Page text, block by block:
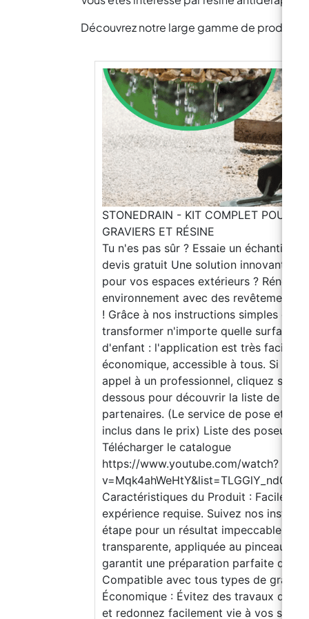
Découvrez notre large gamme de produits
STONEDRAIN - KIT COMPLET POUR
GRAVIERS ET RÉSINE
Tu n'es pas sûr ? Essaie un échantillon Demandez un devis gratuit Une solution innovante, facile et durable pour vos espaces extérieurs ? Rénovez votre environnement avec des revêtements en gravier et résine ! Grâce à nos instructions simples et détaillées, transformer n'importe quelle surface devient un jeu d'enfant : l'application est très facile et – surtout – économique, accessible à tous. Si vous préférez faire appel à un professionnel, cliquez sur le bouton ci-dessous pour découvrir la liste de nos applicateurs partenaires. (Le service de pose et de transport n’est pas inclus dans le prix) Liste des poseurs disponible Télécharger le catalogue https://www.youtube.com/watch?v=Mqk4ahWeHtY&list=TLGGlY_nd0vgkooxNTA1MjAyNQ&t Caractéristiques du Produit : Facile à appliquer : Aucune expérience requise. Suivez nos instructions étape par étape pour un résultat impeccable. Notre résine transparente, appliquée au pinceau ou au rouleau, garantit une préparation parfaite du support. Pratique : Compatible avec tous types de graviers lavés et séchés. Économique : Évitez des travaux de rénovation coûteux et redonnez facilement vie à vos surfaces avec un budget réduit. Personnalisable : Choisissez parmi une large gamme de granulométries et de couleurs pour créer la surface parfaite pour votre espace. Que vous souhaitiez rénover votre jardin ou aménager vos extérieurs, nous sommes là pour donner vie à vos envies ! Voici comment l’appliquer https://www.youtube.com/watch?v=pKtWpD5FSAg Nos couleurs Blanc Sost Ivoire Dorè Gris Flanel Tolosa Rouge Cardinal Blanc Carrara Gris Bardiglio Gris Occhialino Jaune Mori Rouge Vérone Noir Ébène Applications Réalisation de revêtements décoratifs continus, drainants, antidérapants et carrossables. Revêtements à effet gravier pour une large gamme d’environnements urbains : bords de piscine, pistes cyclables, allées, ruelles, places, balcons, terrasses, espaces communs résidentiels, cours et parkings. Revêtements pour centres commerciaux et espaces publics aménagés. Propriétés principales: Haute résistance mécanique, aux chocs et à l'usure Effet antidérapant pour une sécurité accrue Excellente résistance aux chocs thermiques, assurant une durabilité dans le temps. Effet drainant pour prévenir les stagnations d'eau. Très faible entretien dans le temps, réduisant les coûts et les inconvénients. Émission très faible de composés organiques volatils (VOC FREE), assurant un environnement plus sain. Résistant aux agents atmosphériques et aux rayons UV, pour une longue durabilité et une brillance des couleurs. Excellente résistance chimique, protégeant la surface contre la corrosion et les dommages. Excellente adhérence aux supports, garantissant une pose stable et sécurisée. Facilité d'utilisation, rendant le processus d'installation simple et efficace. Très faible indice de jaunissement, préservant l'aspect d'origine au fil du temps. FAQ Générales Quels types de résines proposez-vous pour les revêtements de sol ? Nous proposons des résines pour les sols industriels à base de ciment, des sols autolissants colorés, des sols pour garages, des revêtements drainants avec des graviers et des revêtements pour carrelages. Quels types de résines proposez-vous pour les revêtements de sol ? Nous proposons des résines pour les sols industriels à base de ciment, des sols autolissants colorés, des sols pour garages, des revêtements drainants avec des graviers et des revêtements pour carrelages. Quels sont les avantages des résines par rapport à d'autres matériaux pour les sols ? Les résines offrent une haute résistance à l’usure, une facilité d’entretien, une durabilité, une imperméabilité et une esthétique personnalisable. Y a-t-il des conditions climatiques particulières nécessaires pour l'application des résines ? Oui, l’application des résines nécessite des conditions climatiques spécifiques pour assurer une adhérence et une solidification correctes. Il est préférable d’éviter des températures trop basses ou trop élevées ainsi qu’une humidité élevée. Revêtements de sol drainants en graviers Qu'est-ce qu'un pavement drainant ? Un pavement drainant est une surface conçue pour permettre à l’eau (de pluie ou autre) de passer à travers, évitant ainsi les stagnations et réduisant le risque d’inondation. Il est composé d’un mélange spécial de gravier et de résine, qui permet une dispersion optimale du flux d’eau vers le sous-sol. Qu'est-ce qu'un pavement drainant ? Un pavement drainant est une surface conçue pour permettre à l’eau (de pluie ou autre) de passer à travers, évitant ainsi les stagnations et réduisant le risque d’inondation. Il est composé d’un mélange spécial de gravier et de résine, qui permet une dispersion optimale du flux d’eau vers le sous-sol. Quels sont les avantages d'un pavement drainant ? Esthétique agréable et personnalisable Coûts d’application très bas Excellent drainage de l’eau Résistance aux intempéries et au gel Surface antidérapante Faible entretien Possibilité de le faire soi-même Durabilité accrue par rapport aux revêtements traditionnels dans les zones à fortes précipitations Dans quels environnements est-il conseillé d'installer un pavement drainant ? Zones extérieures sujettes à des pluies fréquentes Parkings et allées Jardins et cours Zones piétonnes et cyclables Espaces publics tels que les places et les parcs Espaces communs tels que les terrasses et les places Quels matériaux sont utilisés pour réaliser un pavement drainant ? Apprêt époxy Graviers sélectionnés, lavés et séchés Liant époxy Combien de temps faut-il pour une application complète ? L’application est extrêmement rapide : si elle est appliquée le matin (à au moins 20°C), elle sera praticable pour un trafic léger après environ 12 heures. La dureté maximale (circulable) est atteinte après environ 36-48 heures (selon la température ambiante). À des températures élevées, ces délais sont considérablement réduits, accélérant le processus de durcissement. Comment installer un pavement drainant ? Préparation du substrat existant avec un apprêt époxy et du sable de quartz Placement du matériau drainant (mélange de gravier et de résine) Compactage et nivellement du pavement Scellement ou traitement de surface, si nécessaire Quel est l'entretien nécessaire pour un pavement drainant ? Le pavement drainant est très résistant et ne nécessite pas de soins particuliers différents de tout autre pavement extérieur. Quelle est la durée de vie d'un pavement drainant ? La durée de vie dépend de plusieurs facteurs, mais en général, le pavement peut durer des décennies avec un entretien approprié. Les pavements drainants sont-ils écologiques ? Oui, ils aident à gérer l’eau de pluie de manière plus durable, réduisent le risque d’inondation et peuvent contribuer à la recharge des nappes phréatiques. Quels sont les coûts associés à l'installation d'un pavement drainant ? Les coûts sont généralement très bas et varient en fonction des mètres carrés sélectionnés et des conditions du site. Le prix du cycle ResinPro commence à 19,90 €/m². Contactez notre support technique pour un devis personnalisé. Les pavements drainants sont-ils adaptés aux climats froids ? Oui, mais il est important que l’installation soit effectuée correctement. Puis-je installer le pavement drainant moi-même ? Certainement, l’application est simple et rapide, ne nécessitant pas de compétences